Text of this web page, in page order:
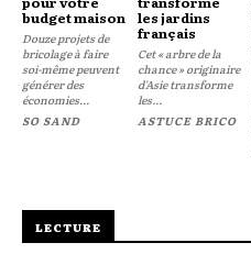
budget maison
Douze projets de
bricolage à faire
soi-même peuvent
générer des
économies...
SO SAND
les jardins
français
Cet « arbre de la
chance » originaire
d'Asie transforme
les...
ASTUCE BRICO
LECTURE